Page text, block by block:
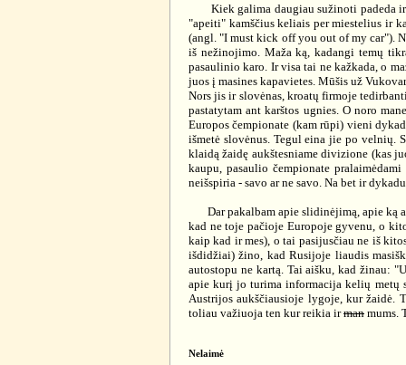
Kiek galima daugiau sužinoti padeda ir
"apeiti" kamščius keliais per miestelius ir
(angl. "I must kick off you out of my car").
iš nežinojimo. Maža ką, kadangi temų
pasaulinio karo. Ir visa tai ne kažkada, o
juos į masines kapavietes. Mūšis už
Nors jis ir slovėnas, kroatų firmoje
pastatytam ant karštos ugnies. O noro
Europos čempionate (kam rūpi) vieni
išmetė slovėnus. Tegul eina jie po
klaidą žaidę aukštesniame divizione (kas
kaupu, pasaulio čempionate
neišspiria - savo ar ne savo. Na bet ir
Dar pakalbam apie slidinėjimą, apie ką
kad ne toje pačioje Europoje gyvenu, o
kaip kad ir mes), o tai pasijusčiau ne iš
išdidžiai) žino, kad Rusijoje liaudis
autostopu ne kartą. Tai aišku, kad žinau:
apie kurį jo turima informacija kelių metų
Austrijos aukščiausioje lygoje, kur žaidė.
toliau važiuoja ten kur reikia irman mums.
Nelaimė